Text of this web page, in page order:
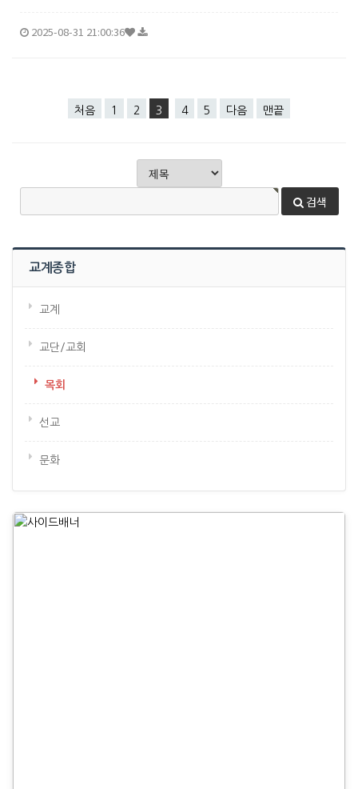
소속 목회자들의 건강한 노후와 재정 안정을 지원하기 위한 상호
2025-08-31 21:00:36
처음 1 2 3 4 5 다음 맨끝
검색
교계종합
교계
교단/교회
목회
선교
문화